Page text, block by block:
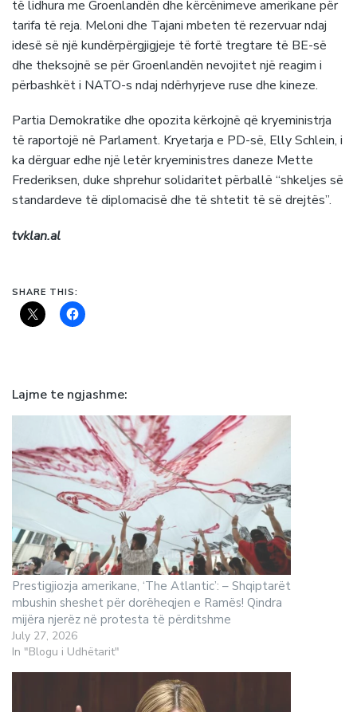
të lidhura me Groenlandën dhe kërcënimeve amerikane për
tarifa të reja. Meloni dhe Tajani mbeten të rezervuar ndaj
idesë së një kundërpërgjigjeje të fortë tregtare të BE-së
dhe theksojnë se për Groenlandën nevojitet një reagim i
përbashkët i NATO-s ndaj ndërhyrjeve ruse dhe kineze.
Partia Demokratike dhe opozita kërkojnë që kryeministrja
të raportojë në Parlament. Kryetarja e PD-së, Elly Schlein, i
ka dërguar edhe një letër kryeministres daneze Mette
Frederiksen, duke shprehur solidaritet përballë “shkeljes së
standardeve të diplomacisë dhe të shtetit të së drejtës”.
tvklan.al
SHARE THIS:
Lajme te ngjashme
Prestigjiozja amerikane, ‘The Atlantic’: – Shqiptarët
mbushin sheshet për dorëheqjen e Ramës! Qindra
mijëra njerëz në protesta të përditshme
July 27, 2026
In "Blogu i Udhëtarit"